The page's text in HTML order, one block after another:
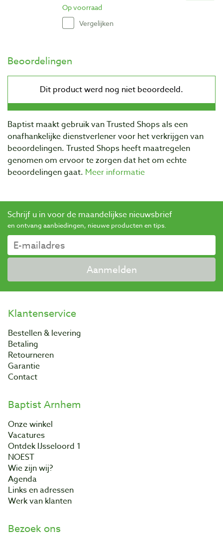
Op voorraad
Vergelijken
Beoordelingen
Baptist maakt gebruik van Trusted Shops als een
onafhankelijke dienstverlener voor het verkrijgen van
beoordelingen. Trusted Shops heeft maatregelen
genomen om ervoor te zorgen dat het om echte
beoordelingen gaat. Meer informatie
Schrijf u in voor de maandelijkse nieuwsbrief
en ontvang aanbiedingen, nieuwe producten en tips.
Aanmelden
Klantenservice
Bestellen & levering
Betaling
Retourneren
Garantie
Contact
Baptist Arnhem
Onze winkel
Vacatures
Ontdek IJsseloord 1
NOEST
Wie zijn wij?
Agenda
Links en adressen
Werk van klanten
Bezoek ons